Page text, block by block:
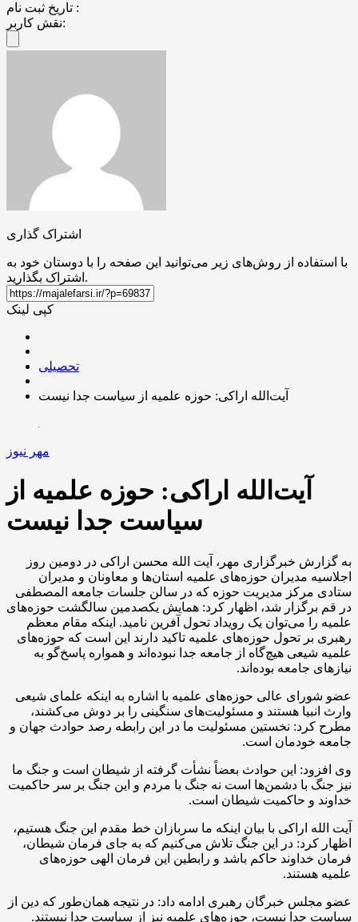
تاریخ ثبت نام :
نقش کاربر:
اشتراک گذاری
با استفاده از روش‌های زیر می‌توانید این صفحه را با دوستان خود به
اشتراک بگذارید.
کپی لینک
تحصیلی
آیت‌الله اراکی: حوزه علمیه از سیاست جدا نیست
مهر نیوز
آیت‌الله اراکی: حوزه علمیه از
سیاست جدا نیست
به گزارش خبرگزاری مهر، آیت الله محسن اراکی در دومین روز
اجلاسیه مدیران حوزه‌های علمیه استان‌ها و معاونان و مدیران
ستادی مرکز مدیریت حوزه که در سالن جلسات جامعه المصطفی
در قم برگزار شد، اظهار کرد: همایش یکصدمین سالگشت حوزه‌های
علمیه را می‌توان یک رویداد تحول آفرین نامید. اینکه مقام معظم
رهبری بر تحول حوزه‌های علمیه تاکید دارند این است که حوزه‌های
علمیه شیعی هیچ‌گاه از جامعه جدا نبوده‌اند و همواره پاسخ‌گو به
نیازهای جامعه بوده‌اند.
عضو شورای عالی حوزه‌های علمیه با اشاره به اینکه علمای شیعی
وارث انبیا هستند و مسئولیت‌های سنگینی را بر دوش می‌کشند،
مطرح کرد: نخستین مسئولیت ما در این رابطه رصد حوادث جهان و
جامعه خودمان است.
وی افزود: این حوادث بعضاً نشأت گرفته از شیطان است و جنگ ما
نیز جنگ با دشمن‌ها است نه جنگ با مردم و این جنگ بر سر حاکمیت
خداوند و حاکمیت شیطان است.
آیت الله اراکی با بیان اینکه ما سربازان خط مقدم این جنگ هستیم،
اظهار کرد: در این جنگ تلاش می‌کنیم که به جای فرمان شیطان،
فرمان خداوند حاکم باشد و رابطین این فرمان الهی حوزه‌های
علمیه هستند.
عضو مجلس خبرگان رهبری ادامه داد: در نتیجه همان‌طور که دین از
سیاست جدا نیست، حوزه‌های علمیه نیز از سیاست جدا نیستند.